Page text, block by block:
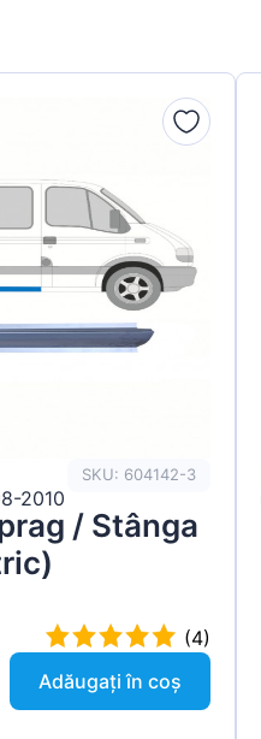
SKU: 604142-3
2010
/ Stânga
(4)
Adăugați în coș